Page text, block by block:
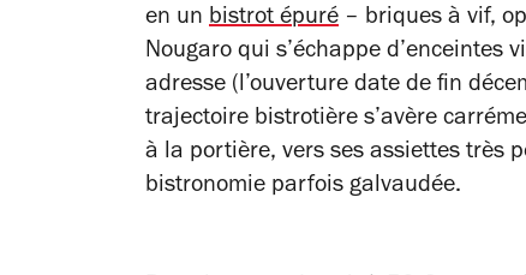
en un bistrot épuré – briques à vif,
Nougaro qui s’échappe d’enceintes
adresse (l’ouverture date de fin
trajectoire bistrotière s’avère
à la portière, vers ses assiettes très
bistronomie parfois galvaudée.